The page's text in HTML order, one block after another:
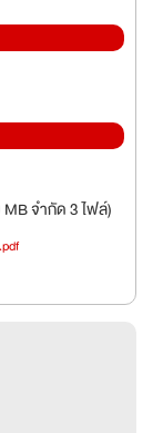
MB จำกัด 3 ไฟล์)